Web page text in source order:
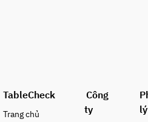
TableCheck
Trang chủ
Công
ty
lý